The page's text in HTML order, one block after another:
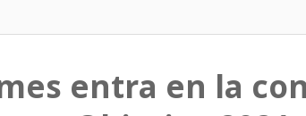
entra en la